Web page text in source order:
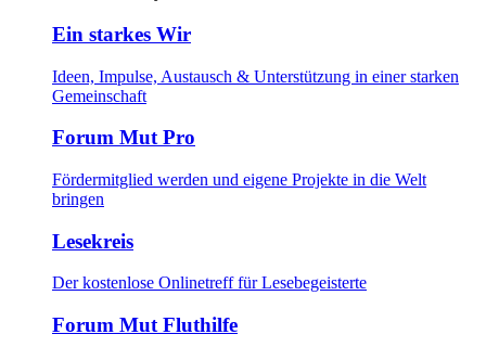
Ein starkes Wir
Ideen, Impulse, Austausch & Unterstützung in einer starken
Gemeinschaft
Forum Mut Pro
Fördermitglied werden und eigene Projekte in die Welt
bringen
Lesekreis
Der kostenlose Onlinetreff für Lesebegeisterte
Forum Mut Fluthilfe